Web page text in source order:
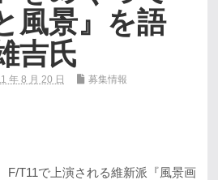
風景』を語
吉氏
年 8 月 20 日 募集情報
F/T11で上演される維新派『風景画